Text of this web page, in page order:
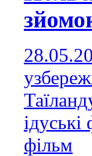
фільм